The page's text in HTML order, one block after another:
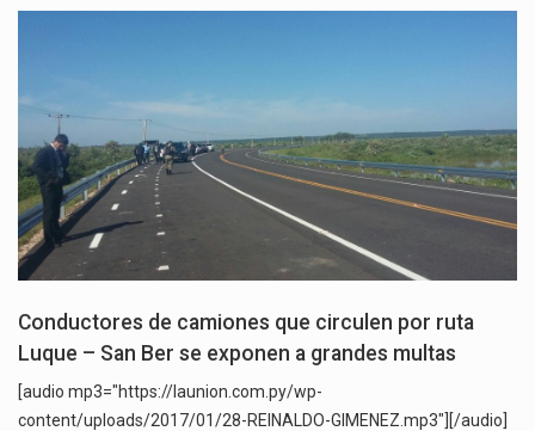
Conductores de camiones que circulen por ruta
Luque – San Ber se exponen a grandes multas
[audio mp3="https://launion.com.py/wp-
content/uploads/2017/01/28-REINALDO-GIMENEZ.mp3"][/audio]